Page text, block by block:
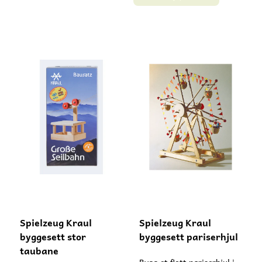
Innhold: 1x 1-10, 16-25,
måler 7x10,5cm. Laget i
Tyskland.
Spielzeug Kraul
byggesett stor
taubane
Spielzeug Kraul
byggesett pariserhjul